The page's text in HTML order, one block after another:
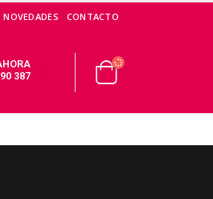
NOVEDADES CONTACTO
387